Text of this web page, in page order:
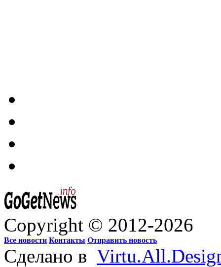
Copyright © 2012-2026
Все новости Контакты Отправить новость
Сделано в